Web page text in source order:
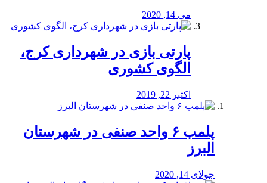
می 14, 2020
پارتی بازی در شهرداری کرج،
الگوی کشوری
اکتبر 22, 2019
پلمب ۶ واحد صنفی در شهرستان
البرز
جولای 14, 2020